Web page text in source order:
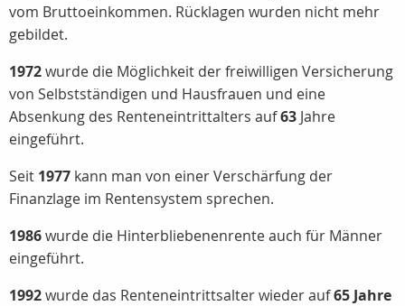
vom Bruttoeinkommen. Rücklagen wurden nicht mehr
gebildet.
1972wurde die Möglichkeit der freiwilligen Versicherung
von Selbstständigen und Hausfrauen und eine
Absenkung des Renteneintrittalters auf63 Jahre
eingeführt.
Seit 1977 kann man von einer Verschärfung der
Finanzlage im Rentensystem sprechen.
1986wurde die Hinterbliebenenrente auch für Männer
eingeführt.
1992wurde das Renteneintrittsalter wieder auf65 Jahre